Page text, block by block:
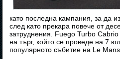
като последна кампания, за да
след като прекара повече от
затруднения. Fuego Turbo
на търг, който се проведе на 7
популярното събитие на Le